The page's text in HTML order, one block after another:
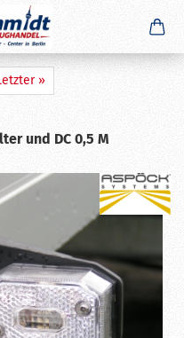
»
und DC 0,5 M
×
Anhänger rote
Bordwandverschluß 1